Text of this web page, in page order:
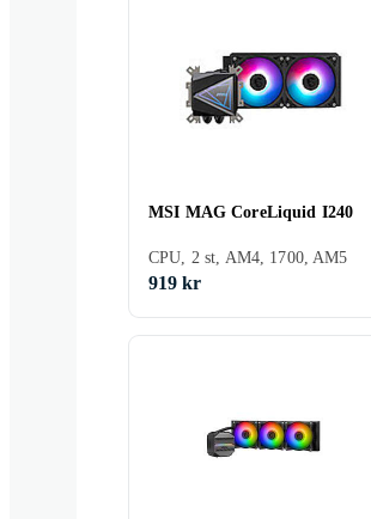
MSI MAG CoreLiquid I240
CPU, 2 st, AM4, 1700, AM5
919 kr